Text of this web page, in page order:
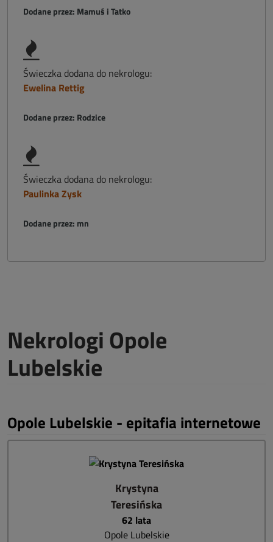
Dodane przez: Mamuś i Tatko
Świeczka dodana do nekrologu:
Ewelina Rettig
Dodane przez: Rodzice
Świeczka dodana do nekrologu:
Paulinka Zysk
Dodane przez: mn
Nekrologi Opole
Lubelskie
Opole Lubelskie - epitafia internetowe
Krystyna
Teresińska
62 lata
Opole Lubelskie